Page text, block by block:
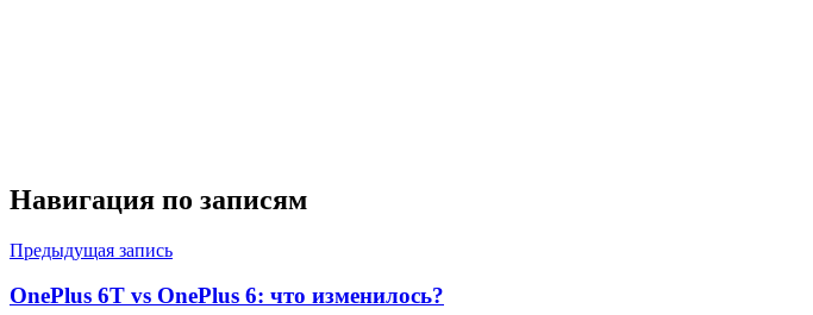
Навигация по записям
Предыдущая запись
OnePlus 6T vs OnePlus 6: что изменилось?